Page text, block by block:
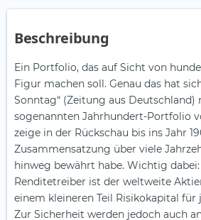
Beschreibung
Ein Portfolio, das auf Sicht von
Figur machen soll. Genau das hat
Sonntag“ (Zeitung aus Deutschland)
sogenannten Jahrhundert-Portfolio
zeige in der Rückschau bis ins Jahr
Zusammensatzung über viele
hinweg bewährt habe. Wichtig
Renditetreiber ist der weltweite
einem kleineren Teil Risikokapital
Zur Sicherheit werden jedoch auch